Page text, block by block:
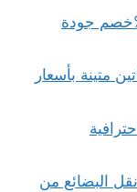
نقل عفش بالدمام بـ35%خصم جودة
كراتين متينة بأسعار
احترافية
خبراء نقل البضائع من